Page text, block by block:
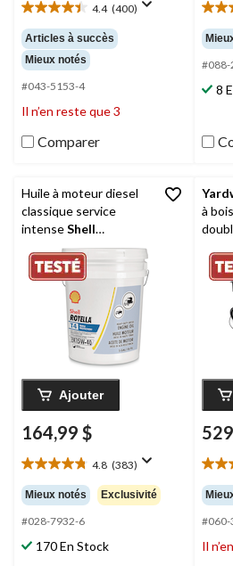
4.4 (400)
4.4
étoile(s)
sur
5.
400
Articles à succès
Mieux notés
#043-5153-4
Il n’en reste que 3
Comparer
4.1
sur
5.
1072
#088-
8
Huile à moteur diesel
classique service
intenseShell
RotellaT4 Triple
Protection, 15W-40,
18,9 L
Ajouter
164,99 $
4.8 (383)
4.8
étoile(s)
sur
5.
383
évaluations
Mieux notés Exclusivité
#028-7932-6
170 En Stock
à
6
4.2
sur
5.
359
#060-
Il